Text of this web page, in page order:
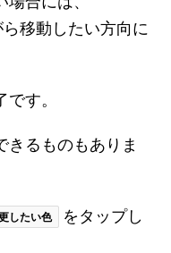
移動したい方向に
す。
きるものもありま
したい色
をタップし